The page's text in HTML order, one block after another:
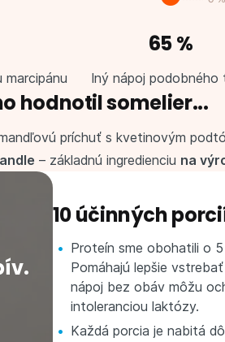
65 %
Iný nápoj podobného
hodnotil somelier...
príchuť s kvetinovým
–⁠⁠⁠⁠⁠⁠ základnú ingredienciu na
10 účinných
Proteín sme obohatili o
Pomáhajú lepšie
nápoj bez obáv môžu
intoleranciou laktózy.
Každá porcia je nabitá